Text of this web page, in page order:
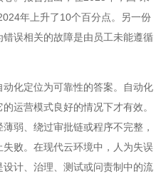
年上升了10个百分点。另一份
误相关的故障是由员工未能遵循
化定位为可靠性的答案。自动化
运营模式良好的情况下才有效。
弱、绕过审批链或程序不完整，
败。在现代云环境中，人为失误
计、治理、测试或问责制中的流